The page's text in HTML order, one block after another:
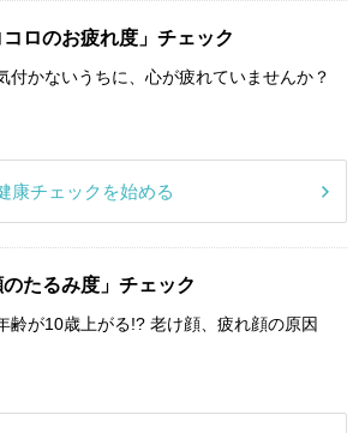
ロのお疲れ度」チェック
付かないうちに、心が疲れていませんか？
康チェックを始める
たるみ度」チェック
齢が10歳上がる!? 老け顔、疲れ顔の原因